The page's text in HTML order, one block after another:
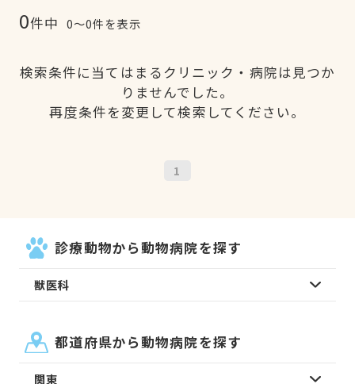
0件中 0〜0件を表示
検索条件に当てはまるクリニック・病院は見つか
りませんでした。
再度条件を変更して検索してください。
1
診療動物から動物病院を探す
獣医科
都道府県から動物病院を探す
関東